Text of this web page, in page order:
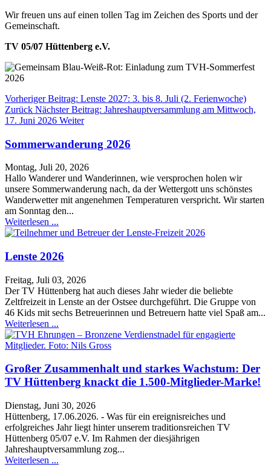
Wir freuen uns auf einen tollen Tag im Zeichen des Sports und der
Gemeinschaft.
TV 05/07 Hüttenberg e.V.
Vorheriger Beitrag: Lenste 2027: 3. bis 8. Juli (2. Ferienwoche)
Zurück Nächster Beitrag: Jahreshauptversammlung am Mittwoch,
17. Juni 2026 Weiter
Sommerwanderung 2026
Montag, Juli 20, 2026
Hallo Wanderer und Wanderinnen, wie versprochen holen wir
unsere Sommerwanderung nach, da der Wettergott uns schönstes
Wanderwetter mit angenehmen Temperaturen verspricht. Wir starten
am Sonntag den...
Weiterlesen ...
Lenste 2026
Freitag, Juli 03, 2026
Der TV Hüttenberg hat auch dieses Jahr wieder die beliebte
Zeltfreizeit in Lenste an der Ostsee durchgeführt. Die Gruppe von
46 Kids mit sechs Betreuerinnen und Betreuern hatte viel Spaß am...
Weiterlesen ...
Großer Zusammenhalt und starkes Wachstum: Der
TV Hüttenberg knackt die 1.500-Mitglieder-Marke!
Dienstag, Juni 30, 2026
Hüttenberg, 17.06.2026. - Was für ein ereignisreiches und
erfolgreiches Jahr liegt hinter unserem traditionsreichen TV
Hüttenberg 05/07 e.V. Im Rahmen der diesjährigen
Jahreshauptversammlung zog...
Weiterlesen ...